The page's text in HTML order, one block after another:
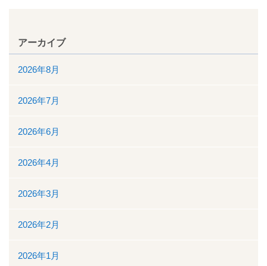
緩和ケア病床
アーカイブ
2026年8月
2026年7月
2026年6月
2026年4月
2026年3月
2026年2月
2026年1月